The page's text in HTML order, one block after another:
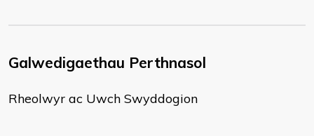
Galwedigaethau Perthnasol
Rheolwyr ac Uwch Swyddogion